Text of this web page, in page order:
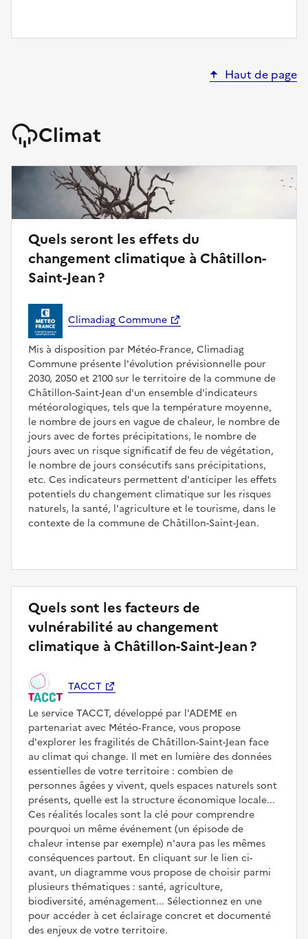
Haut de page
Climat
Quels seront les effets du
changement climatique à Châtillon-
Saint-Jean ?
Climadiag Commune
Mis à disposition par Météo-France, Climadiag
Commune présente l'évolution prévisionnelle pour
2030, 2050 et 2100 sur le territoire de la commune de
Châtillon-Saint-Jean d'un ensemble d'indicateurs
météorologiques, tels que la température moyenne,
le nombre de jours en vague de chaleur, le nombre de
jours avec de fortes précipitations, le nombre de
jours avec un risque significatif de feu de végétation,
le nombre de jours consécutifs sans précipitations,
etc. Ces indicateurs permettent d'anticiper les effets
potentiels du changement climatique sur les risques
naturels, la santé, l'agriculture et le tourisme, dans le
contexte de la commune de Châtillon-Saint-Jean.
Quels sont les facteurs de
vulnérabilité au changement
climatique à Châtillon-Saint-Jean ?
TACCT
Le service TACCT, développé par l'ADEME en
partenariat avec Météo‑France, vous propose
d'explorer les fragilités de Châtillon-Saint-Jean face
au climat qui change. Il met en lumière des données
essentielles de votre territoire : combien de
personnes âgées y vivent, quels espaces naturels sont
présents, quelle est la structure économique locale...
Ces réalités locales sont la clé pour comprendre
pourquoi un même événement (un épisode de
chaleur intense par exemple) n'aura pas les mêmes
conséquences partout. En cliquant sur le lien ci-
avant, un diagramme vous propose de choisir parmi
plusieurs thématiques : santé, agriculture,
biodiversité, aménagement... Sélectionnez en une
pour accéder à cet éclairage concret et documenté
des enjeux de votre territoire.